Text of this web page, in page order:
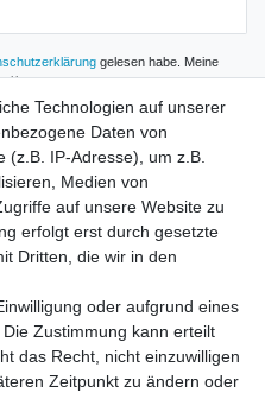
gelesen habe. Meine
** Hierbei handelt es sich um ein Pflichtfeld.
Versand
Technologien auf unserer
Daten von
(z.B. IP-Adresse), um z.B.
Medien von
auf unsere Website zu
erfolgt erst durch gesetzte
Dritten, die wir in den
oder aufgrund eines
Zustimmung kann erteilt
das Recht, nicht einzuwilligen
Zeitpunkt zu ändern oder